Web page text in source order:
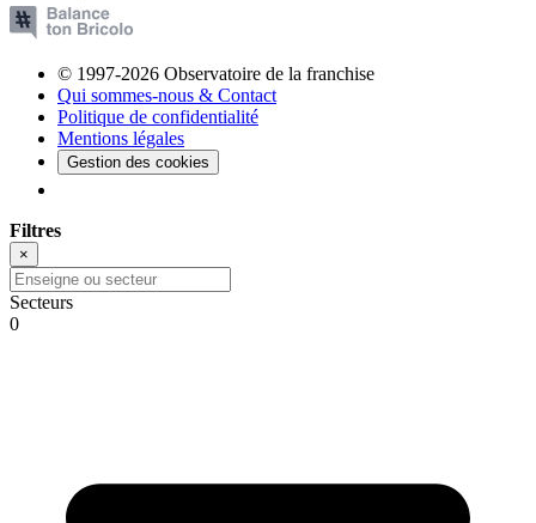
© 1997-2026 Observatoire de la franchise
Qui sommes-nous & Contact
Politique de confidentialité
Mentions légales
Gestion des cookies
Filtres
×
Secteurs
0